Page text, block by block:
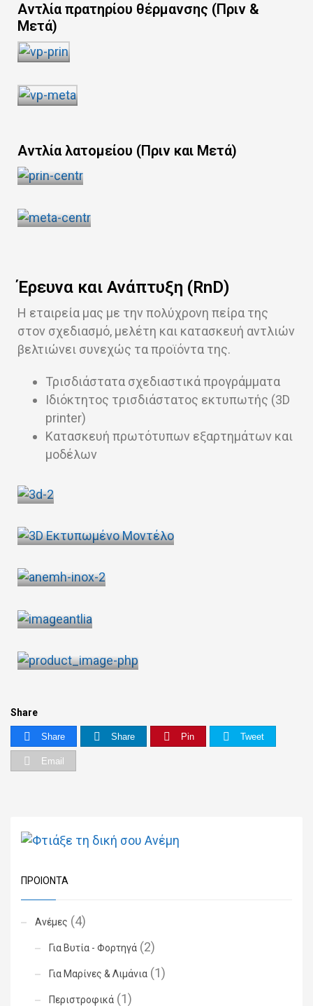
Αντλία πρατηρίου θέρμανσης (Πριν &
Μετά)
Αντλία λατομείου (Πριν και Μετά)
Έρευνα και Ανάπτυξη (RnD)
Η εταιρεία μας με την πολύχρονη πείρα της
στον σχεδιασμό, μελέτη και κατασκευή αντλιών
βελτιώνει συνεχώς τα προϊόντα της.
Τρισδιάστατα σχεδιαστικά προγράμματα
Ιδιόκτητος τρισδιάστατος εκτυπωτής (3D
printer)
Κατασκευή πρωτότυπων εξαρτημάτων και
μοδέλων
Share
Share Share Pin Tweet
Email
ΠΡΟΙΌΝΤΑ
Ανέμες (4)
Για Βυτία - Φορτηγά (2)
Για Μαρίνες & Λιμάνια (1)
Περιστροφικά (1)